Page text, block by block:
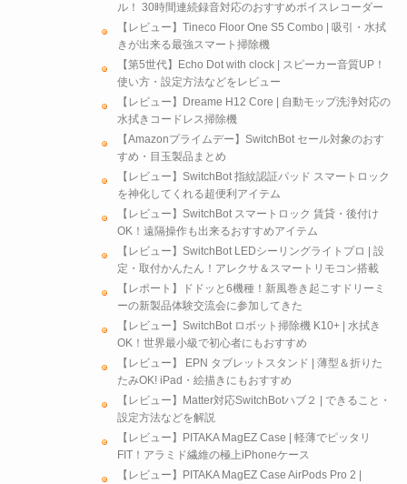
ル！ 30時間連続録音対応のおすすめボイスレコーダー
【レビュー】Tineco Floor One S5 Combo | 吸引・水拭
きが出来る最強スマート掃除機
【第5世代】Echo Dot with clock | スピーカー音質UP！
使い方・設定方法などをレビュー
【レビュー】Dreame H12 Core | 自動モップ洗浄対応の
水拭きコードレス掃除機
【Amazonプライムデー】SwitchBot セール対象のおす
すめ・目玉製品まとめ
【レビュー】SwitchBot 指紋認証パッド スマートロック
を神化してくれる超便利アイテム
【レビュー】SwitchBot スマートロック 賃貸・後付け
OK！遠隔操作も出来るおすすめアイテム
【レビュー】SwitchBot LEDシーリングライトプロ | 設
定・取付かんたん！アレクサ＆スマートリモコン搭載
【レポート】ドドッと6機種！新風巻き起こすドリーミ
ーの新製品体験交流会に参加してきた
【レビュー】SwitchBot ロボット掃除機 K10+ | 水拭き
OK！世界最小級で初心者にもおすすめ
【レビュー】 EPN タブレットスタンド | 薄型＆折りた
たみOK! iPad・絵描きにもおすすめ
【レビュー】Matter対応SwitchBotハブ２ | できること・
設定方法などを解説
【レビュー】PITAKA MagEZ Case | 軽薄でピッタリ
FIT！アラミド繊維の極上iPhoneケース
【レビュー】PITAKA MagEZ Case AirPods Pro 2 |